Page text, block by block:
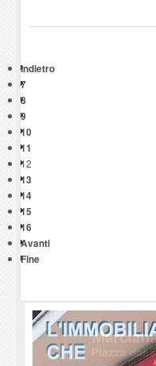
Indietro
7
8
9
10
11
12
13
14
15
16
Avanti
Fine